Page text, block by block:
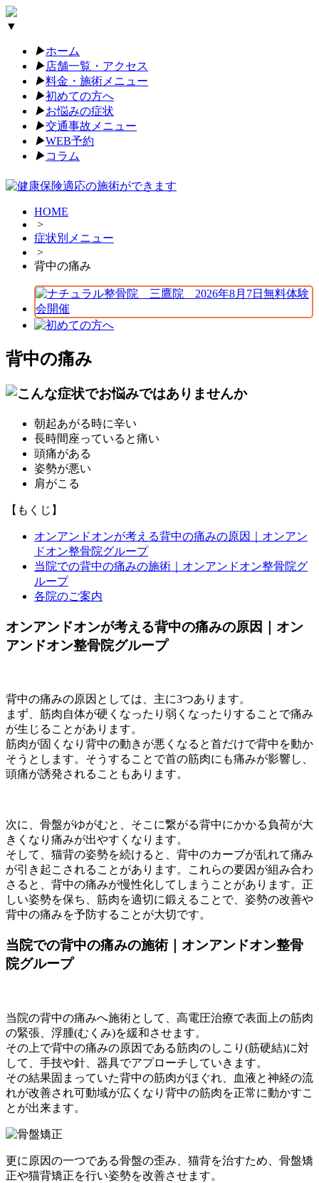
▼
▶︎ホーム
▶︎店舗一覧・アクセス
▶︎料金・施術メニュー
▶︎初めての方へ
▶︎お悩みの症状
▶︎交通事故メニュー
▶︎WEB予約
▶︎コラム
HOME
>
症状別メニュー
>
背中の痛み
背中の痛み
朝起あがる時に辛い
長時間座っていると痛い
頭痛がある
姿勢が悪い
肩がこる
【もくじ】
オンアンドオンが考える背中の痛みの原因｜オンアン
ドオン整骨院グループ
当院での背中の痛みの施術｜オンアンドオン整骨院グ
ループ
各院のご案内
オンアンドオンが考える背中の痛みの原因｜オン
アンドオン整骨院グループ
背中の痛みの原因としては、主に3つあります。
まず、筋肉自体が硬くなったり弱くなったりすることで痛み
が生じることがあります。
筋肉が固くなり背中の動きが悪くなると首だけで背中を動か
そうとします。そうすることで首の筋肉にも痛みが影響し、
頭痛が誘発されることもあります。
次に、骨盤がゆがむと、そこに繋がる背中にかかる負荷が大
きくなり痛みが出やすくなります。
そして、猫背の姿勢を続けると、背中のカーブが乱れて痛み
が引き起こされることがあります。これらの要因が組み合わ
さると、背中の痛みが慢性化してしまうことがあります。正
しい姿勢を保ち、筋肉を適切に鍛えることで、姿勢の改善や
背中の痛みを予防することが大切です。
当院での背中の痛みの施術｜オンアンドオン整骨
院グループ
当院の背中の痛みへ施術として、高電圧治療で表面上の筋肉
の緊張、浮腫(むくみ)を緩和させます。
その上で背中の痛みの原因である筋肉のしこり(筋硬結)に対
して、手技や針、器具でアプローチしていきます。
その結果固まっていた背中の筋肉がほぐれ、血液と神経の流
れが改善され可動域が広くなり背中の筋肉を正常に動かすこ
とが出来ます。
更に原因の一つである骨盤の歪み、猫背を治すため、骨盤矯
正や猫背矯正を行い姿勢を改善させます。